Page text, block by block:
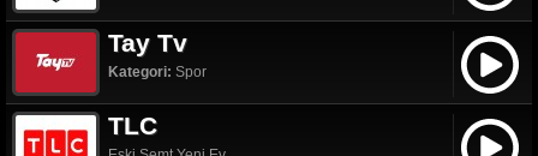
Tay Tv
Kategori: Spor
TLC